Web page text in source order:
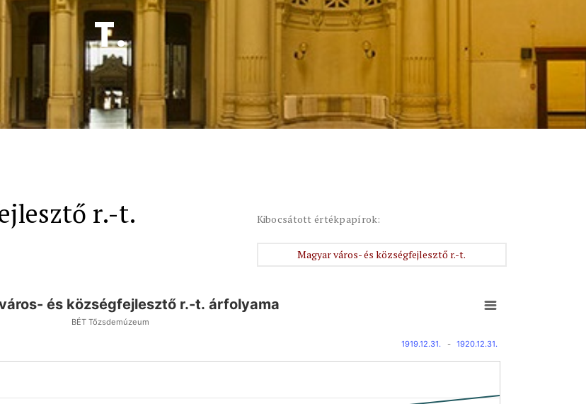
T.
r.-t. Kibocsátott értékpapírok:
Magyar város- és községfejlesztő r.-t.
és községfejlesztő r.-t. árfolyama
BÉT Tőzsdemúzeum
1919.12.31. - 1920.12.31.